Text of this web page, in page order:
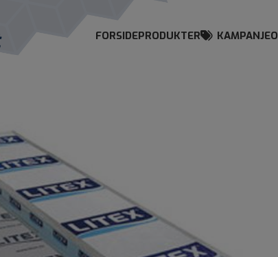
FORSIDEPRODUKTER KAMPANJE